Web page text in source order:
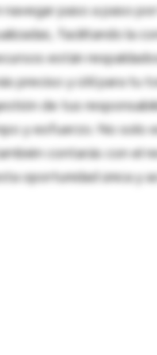
paso a paso
facilitando la
están
preciso y útil para tu
de tus
y esfuerzo. No solo
contarás con el
oportunidad única y